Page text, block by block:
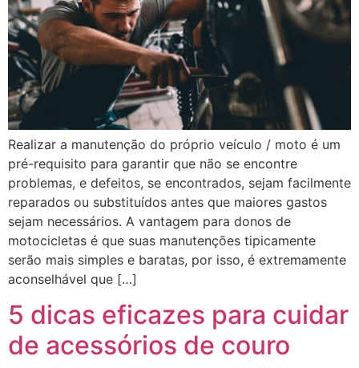
Realizar a manutenção do próprio veículo / moto é um
pré-requisito para garantir que não se encontre
problemas, e defeitos, se encontrados, sejam facilmente
reparados ou substituídos antes que maiores gastos
sejam necessários. A vantagem para donos de
motocicletas é que suas manutenções tipicamente
serão mais simples e baratas, por isso, é extremamente
aconselhável que […]
5 dicas eficazes para cuidar
de acessórios de couro